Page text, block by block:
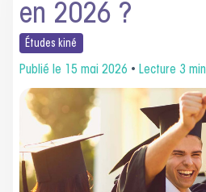
en 2026 ?
Étudeskiné
Publié le 15 mai 2026 • Lecture 3 min